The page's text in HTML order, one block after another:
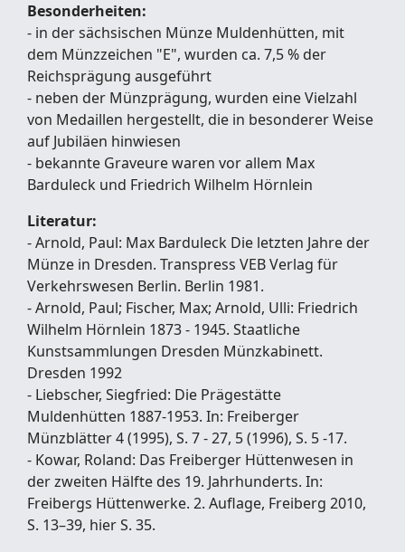
Besonderheiten:
- in der sächsischen Münze Muldenhütten, mit
dem Münzzeichen "E", wurden ca. 7,5 % der
Reichsprägung ausgeführt
- neben der Münzprägung, wurden eine Vielzahl
von Medaillen hergestellt, die in besonderer Weise
auf Jubiläen hinwiesen
- bekannte Graveure waren vor allem Max
Barduleck und Friedrich Wilhelm Hörnlein
Literatur:
- Arnold, Paul: Max Barduleck Die letzten Jahre der
Münze in Dresden. Transpress VEB Verlag für
Verkehrswesen Berlin. Berlin 1981.
- Arnold, Paul; Fischer, Max; Arnold, Ulli: Friedrich
Wilhelm Hörnlein 1873 - 1945. Staatliche
Kunstsammlungen Dresden Münzkabinett.
Dresden 1992
- Liebscher, Siegfried: Die Prägestätte
Muldenhütten 1887-1953. In: Freiberger
Münzblätter 4 (1995), S. 7 - 27, 5 (1996), S. 5 -17.
- Kowar, Roland: Das Freiberger Hüttenwesen in
der zweiten Hälfte des 19. Jahrhunderts. In:
Freibergs Hüttenwerke. 2. Auflage, Freiberg 2010,
S. 13–39, hier S. 35.